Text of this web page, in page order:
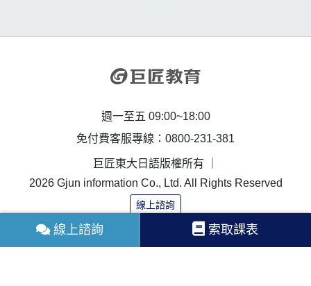
週一至五 09:00~18:00
免付費客服專線：0800-231-381
巨匠東大日語版權所有 ｜
2026 Gjun information Co., Ltd. All Rights Reserved
線上諮詢
線上諮詢 索取課表